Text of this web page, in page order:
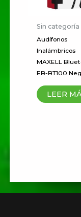
Sin categoría
Audífonos
Inalámbricos
MAXELL
EB-BT100
LEER